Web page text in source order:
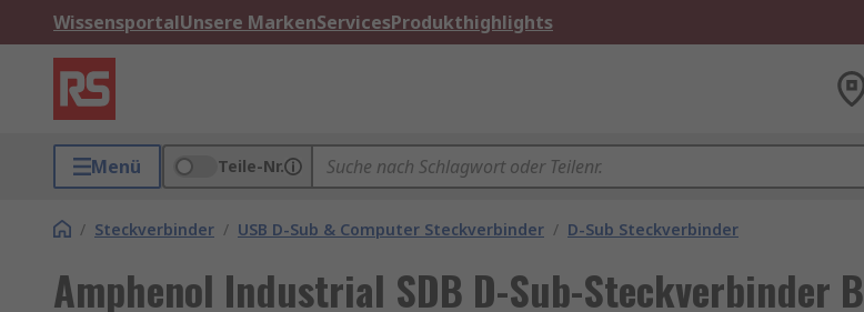
WissensportalUnsere MarkenServicesProdukthighlights
Menü Teile-Nr.
/ Steckverbinder / USB D-Sub & Computer Steckverbinder / D-Sub Steckverbinder
Amphenol Industrial SDB D-Sub-Steckverbinder B